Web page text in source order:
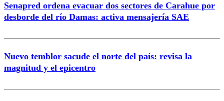
Correo
Senapred ordena evacuar dos sectores de Carahue por
desborde del río Damas: activa mensajería SAE
Nuevo temblor sacude el norte del país: revisa la
magnitud y el epicentro